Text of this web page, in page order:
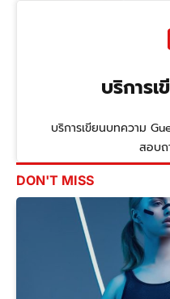
บริการ
บริการเขียนบทความ
สอบถ
DON'T MISS